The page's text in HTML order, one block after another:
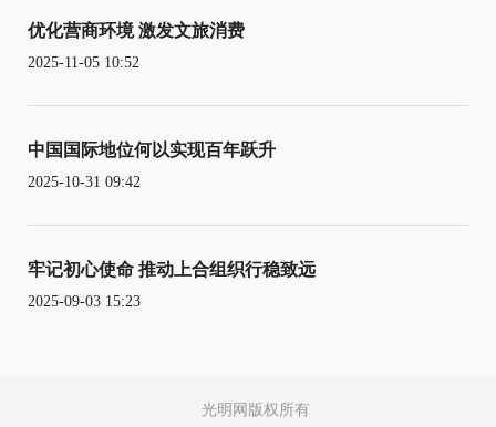
优化营商环境 激发文旅消费
2025-11-05 10:52
中国国际地位何以实现百年跃升
2025-10-31 09:42
牢记初心使命 推动上合组织行稳致远
2025-09-03 15:23
光明网版权所有